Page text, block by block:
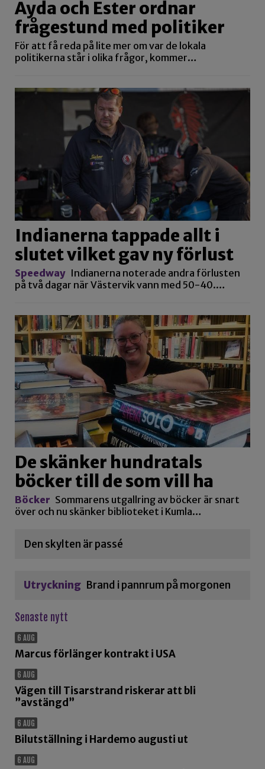
Ayda och Ester ordnar
frågestund med politiker
För att få reda på lite mer om var de lokala
politikerna står i olika frågor, kommer…
Indianerna tappade allt i
slutet vilket gav ny förlust
Speedway Indianerna noterade andra förlusten
på två dagar när Västervik vann med 50-40.…
De skänker hundratals
böcker till de som vill ha
Böcker Sommarens utgallring av böcker är snart
över och nu skänker biblioteket i Kumla…
Den skylten är passé
Utryckning Brand i pannrum på morgonen
Senaste nytt
6 AUG
Marcus förlänger kontrakt i USA
6 AUG
Vägen till Tisarstrand riskerar att bli
”avstängd”
6 AUG
Bilutställning i Hardemo augusti ut
6 AUG